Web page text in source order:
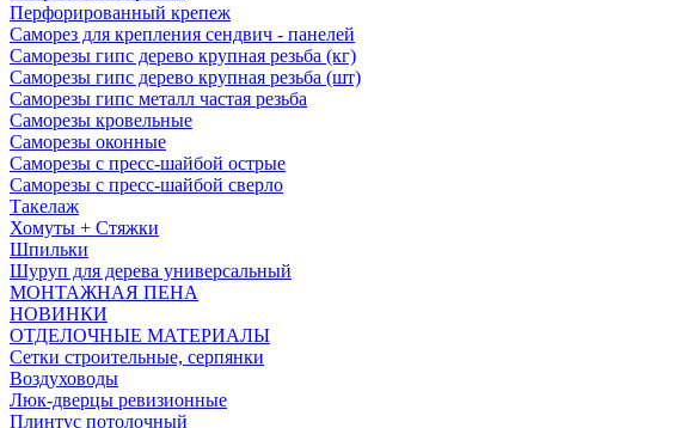
Перфорированный крепеж
Саморез для крепления сендвич - панелей
Саморезы гипс дерево крупная резьба (кг)
Саморезы гипс дерево крупная резьба (шт)
Саморезы гипс металл частая резьба
Саморезы кровельные
Саморезы оконные
Саморезы с пресс-шайбой острые
Саморезы с пресс-шайбой сверло
Такелаж
Хомуты + Стяжки
Шпильки
Шуруп для дерева универсальный
МОНТАЖНАЯ ПЕНА
НОВИНКИ
ОТДЕЛОЧНЫЕ МАТЕРИАЛЫ
Сетки строительные, серпянки
Воздуховоды
Люк-дверцы ревизионные
Плинтус потолочный